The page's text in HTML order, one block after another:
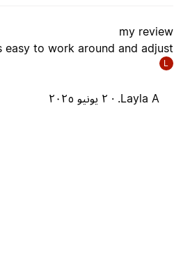
my review
to work around and adjust
L
Layla A. · ٢ يونيو ٢٠٢٥